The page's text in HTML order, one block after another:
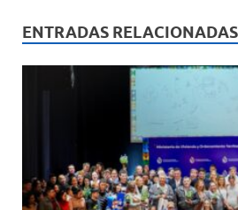
s
A
b
o
p
ENTRADAS RELACIONADAS